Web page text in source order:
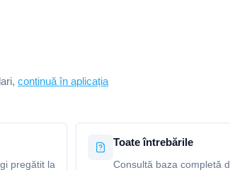
continuă în aplicația
pregătit la
Toate întrebările
Consultă baza completă